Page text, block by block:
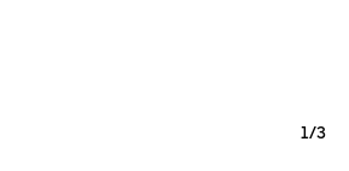
1/3